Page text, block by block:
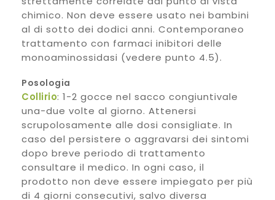
chimico. Non deve essere usato nei bambini
al di sotto dei dodici anni. Contemporaneo
trattamento con farmaci inibitori delle
monoaminossidasi (vedere punto 4.5).
Posologia
Collirio: 1-2 gocce nel sacco congiuntivale
una-due volte al giorno. Attenersi
scrupolosamente alle dosi consigliate. In
caso del persistere o aggravarsi dei sintomi
dopo breve periodo di trattamento
consultare il medico. In ogni caso, il
prodotto non deve essere impiegato per più
di 4 giorni consecutivi, salvo diversa